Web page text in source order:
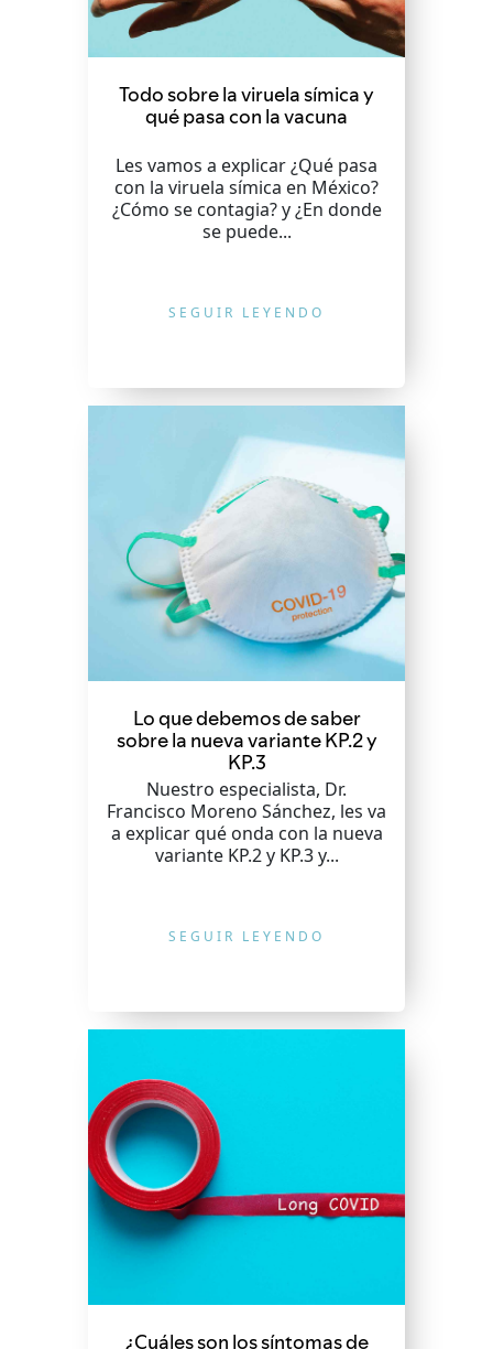
Todo sobre la viruela símica y
qué pasa con la vacuna
Les vamos a explicar ¿Qué pasa
con la viruela símica en México?
¿Cómo se contagia? y ¿En donde
se puede...
SEGUIR LEYENDO
Lo que debemos de saber
sobre la nueva variante KP.2 y
KP.3
Nuestro especialista, Dr.
Francisco Moreno Sánchez, les va
a explicar qué onda con la nueva
variante KP.2 y KP.3 y...
SEGUIR LEYENDO
¿Cuáles son los síntomas de